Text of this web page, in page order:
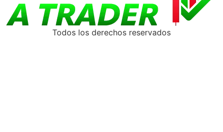
Todos los derechos reservados